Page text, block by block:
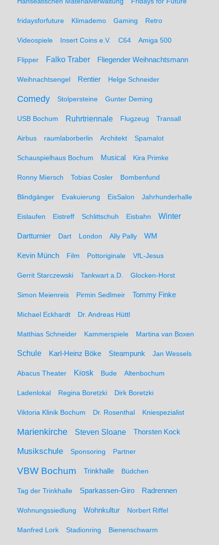
fridaysforfuture Klimademo Gaming Retro
Videospiele Insert Coins e.V. C64 Amiga 500
Flipper Falko Traber Fliegender Weihnachtsmann
Weihnachtsengel Rentier Helge Schneider
Comedy Stolpersteine Gunter Deming
USB Bochum Ruhrtriennale Flugzeug Transall
Airbus raumlaborberlin Architekt Spamalot
Schauspielhaus Bochum Musical Kira Primke
Ronny Miersch Tobias Cosler Bombenfund
Blindgänger Evakuierung EisSalon Jahrhunderhalle
Eislaufen Eistreff Schlittschuh Eisbahn Winter
Dartturnier Dart London Ally Pally WM
Kevin Münch Film Pottoriginale VfL-Jesus
Gerrit Starczewski Tankwart a.D. Glocken-Horst
Simon Meienreis Pirmin Sedlmeir Tommy Finke
Michael Eckhardt Dr. Andreas Hüttl
Matthias Schneider Kammerspiele Martina van Boxen
Schule Karl-Heinz Böke Steampunk Jan Wessels
Abacus Theater Kiosk Bude Altenbochum
Ladenlokal Regina Boretzki Dirk Boretzki
Viktoria Klinik Bochum Dr. Rosenthal Kniespezialist
Marienkirche Steven Sloane Thorsten Kock
Musikschule Sponsoring Partner
VBW Bochum Trinkhalle Büdchen
Tag der Trinkhalle Sparkassen-Giro Radrennen
Wohnungssiedlung Wohnkultur Norbert Riffel
Manfred Lork Stadionring Bienenschwarm